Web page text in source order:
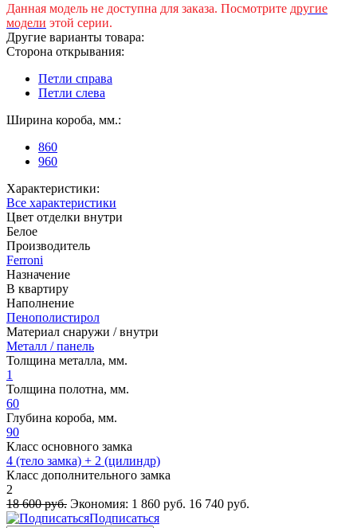
Данная модель не доступна для заказа. Посмотрите другие
модели этой серии.
Другие варианты товара:
Сторона открывания:
Петли справа
Петли слева
Ширина короба, мм.:
860
960
Характеристики:
Все характеристики
Цвет отделки внутри
Белое
Производитель
Ferroni
Назначение
В квартиру
Наполнение
Пенополистирол
Материал снаружи / внутри
Металл / панель
Толщина металла, мм.
1
Толщина полотна, мм.
60
Глубина короба, мм.
90
Класс основного замка
4 (тело замка) + 2 (цилиндр)
Класс дополнительного замка
2
18 600 руб. Экономия: 1 860 руб. 16 740 руб.
Подписаться